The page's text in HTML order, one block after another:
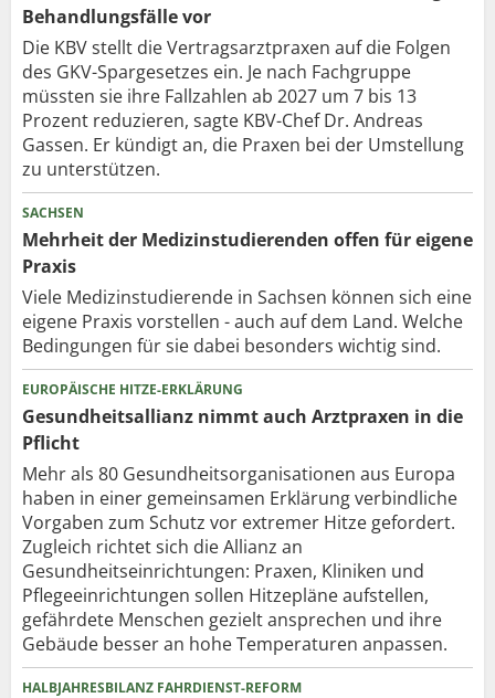
Behandlungsfälle vor
Die KBV stellt die Vertragsarztpraxen auf die Folgen
des GKV-Spargesetzes ein. Je nach Fachgruppe
müssten sie ihre Fallzahlen ab 2027 um 7 bis 13
Prozent reduzieren, sagte KBV-Chef Dr. Andreas
Gassen. Er kündigt an, die Praxen bei der Umstellung
zu unterstützen.
SACHSEN
Mehrheit der Medizinstudierenden offen für eigene
Praxis
Viele Medizinstudierende in Sachsen können sich eine
eigene Praxis vorstellen - auch auf dem Land. Welche
Bedingungen für sie dabei besonders wichtig sind.
EUROPÄISCHE HITZE-ERKLÄRUNG
Gesundheitsallianz nimmt auch Arztpraxen in die
Pflicht
Mehr als 80 Gesundheits­organisationen aus Europa
haben in einer gemeinsamen Erklärung verbindliche
Vorgaben zum Schutz vor extremer Hitze gefordert.
Zugleich richtet sich die Allianz an
Gesundheitseinrichtungen: Praxen, Kliniken und
Pflegeeinrichtungen sollen Hitzepläne aufstellen,
gefährdete Menschen gezielt ansprechen und ihre
Gebäude besser an hohe Temperaturen anpassen.
HALBJAHRESBILANZ FAHRDIENST-REFORM